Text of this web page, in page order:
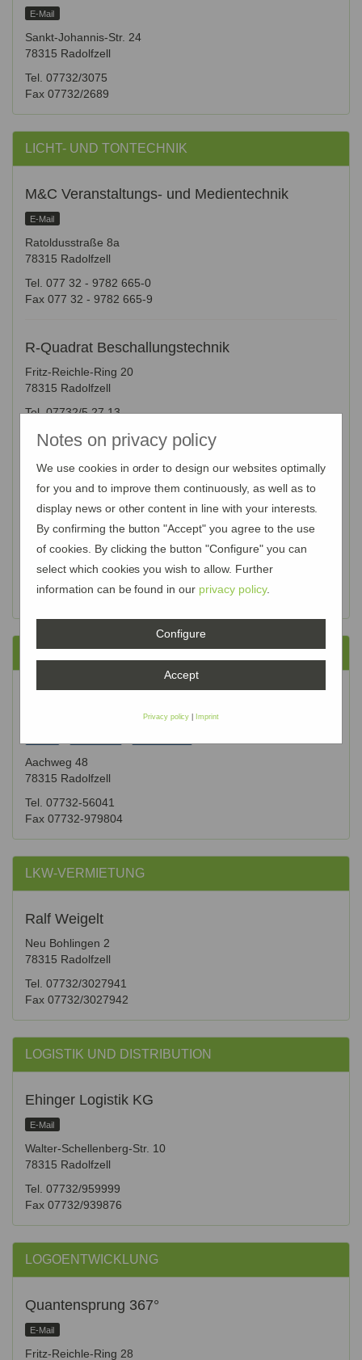
E-Mail
Sankt-Johannis-Str. 24
78315 Radolfzell
Tel. 07732/3075
Fax 07732/2689
LICHT- UND TONTECHNIK
M&C Veranstaltungs- und Medientechnik
E-Mail
Ratoldusstraße 8a
78315 Radolfzell
Tel. 077 32 - 9782 665-0
Fax 077 32 - 9782 665-9
R-Quadrat Beschallungstechnik
Fritz-Reichle-Ring 20
78315 Radolfzell
Tel. 07732/5 27 13
TEDIGO GmbH
Reichenaustraße 12
Tel. 07732/1812
LIEFERANTENMANAGEMENT
Aachweg 48
78315 Radolfzell
Tel. 07732-56041
Fax 07732-979804
LKW-VERMIETUNG
Ralf Weigelt
Neu Bohlingen 2
78315 Radolfzell
Tel. 07732/3027941
Fax 07732/3027942
LOGISTIK UND DISTRIBUTION
Ehinger Logistik KG
E-Mail
Walter-Schellenberg-Str. 10
78315 Radolfzell
Tel. 07732/959999
Fax 07732/939876
LOGOENTWICKLUNG
Quantensprung 367°
E-Mail
Fritz-Reichle-Ring 28
Notes on privacy policy
We use cookies in order to design our websites optimally
for you and to improve them continuously, as well as to
display news or other content in line with your interests.
By confirming the button "Accept" you agree to the use
of cookies. By clicking the button "Configure" you can
select which cookies you wish to allow. Further
information can be found in our privacy policy.
Configure
Accept
Privacy policy Imprint